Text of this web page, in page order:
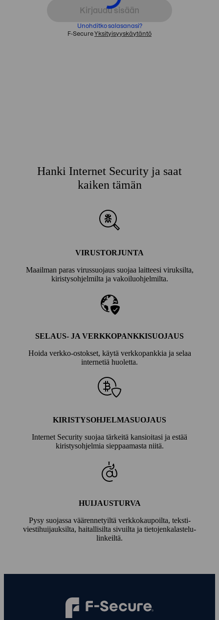
Hanki Internet Security ja saat
kaiken tämän
VIRUSTORJUNTA
Maailman paras virus­suojaus suojaa laitteesi viruksilta,
kiristys­ohjelmilta ja vakoilu­ohjelmilta.
SELAUS- JA VERKKO­PANKKI­SUOJAUS
Hoida verkko-ostokset, käytä verkko­pankkia ja selaa
internetiä huoletta.
KIRISTYSOHJELMASUOJAUS
Internet Security suojaa tärkeitä kansioitasi ja estää
kiristys­ohjelmia sieppaamasta niitä.
HUIJAUSTURVA
Pysy suojassa väärennetyiltä verkko­kaupoilta, teksti­
viesti­huijauksilta, haitallisilta sivuilta ja tietojen­kalastelu­
linkeiltä.